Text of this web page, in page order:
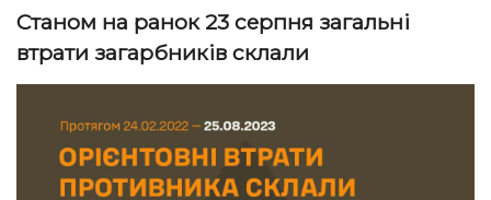
Станом на ранок 23 серпня загальні
втрати загарбників склали